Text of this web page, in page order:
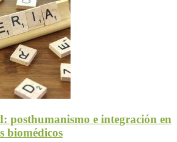
posthumanismo e integración en
biomédicos